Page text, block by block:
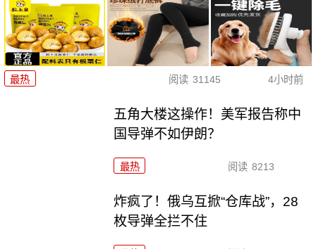
最热 阅读 31145 4小时前
五角大楼这操作！美军报告称中
国导弹不如伊朗？
最热 阅读 8213
炸疯了！俄乌互掀“仓库战”，28
枚导弹全拦不住